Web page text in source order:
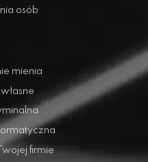
osób
mienia
firmie